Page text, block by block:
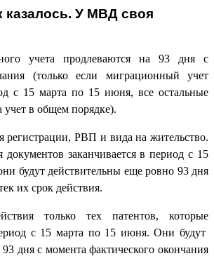
казалось. У МВД своя
учета продлеваются на 93 дня с
(только если миграционный учет
с 15 марта по 15 июня, все остальные
учет в общем порядке).
регистрации, РВП и вида на жительство.
документов заканчивается в период с 15
будут действительны еще ровно 93 дня
их срок действия.
только тех патентов, которые
с 15 марта по 15 июня. Они будут
дня с момента фактического окончания